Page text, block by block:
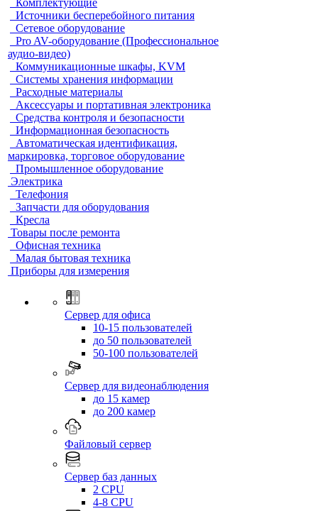
Комплектующие
Источники бесперебойного питания
Сетевое оборудование
Pro AV-оборудование (Профессиональное
аудио-видео)
Коммуникационные шкафы, KVM
Системы хранения информации
Расходные материалы
Аксессуары и портативная электроника
Средства контроля и безопасности
Информационная безопасность
Автоматическая идентификация,
маркировка, торговое оборудование
Промышленное оборудование
Электрика
Телефония
Запчасти для оборудования
Кресла
Товары после ремонта
Офисная техника
Малая бытовая техника
Приборы для измерения
Сервер для офиса
10-15 пользователей
до 50 пользователей
50-100 пользователей
Сервер для видеонаблюдения
до 15 камер
до 200 камер
Файловый сервер
Сервер баз данных
2 CPU
4-8 CPU